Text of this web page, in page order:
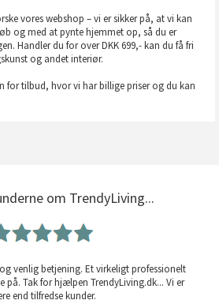
vores webshop – vi er sikker på, at vi kan
og med at pynte hjemmet op, så du er
Handler du for over DKK 699,- kan du få fri
og andet interiør.
for tilbud, hvor vi har billige priser og du kan
om TrendyLiving...
venlig betjening. Et virkeligt professionelt
på. Tak for hjælpen TrendyLiving.dk... Vi er
end tilfredse kunder.